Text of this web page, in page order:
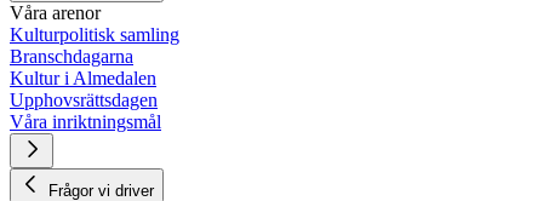
Våra arenor
Kulturpolitisk samling
Branschdagarna
Kultur i Almedalen
Upphovsrättsdagen
Våra inriktningsmål
Frågor vi driver